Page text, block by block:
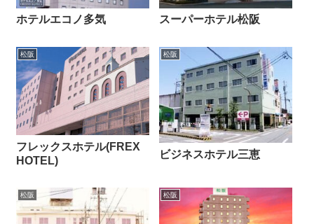
ホテルエコノ多気 スーパーホテル松阪
松阪
フレックスホテル(FREX
HOTEL)
松阪
ビジネスホテル三恵
松阪 松阪